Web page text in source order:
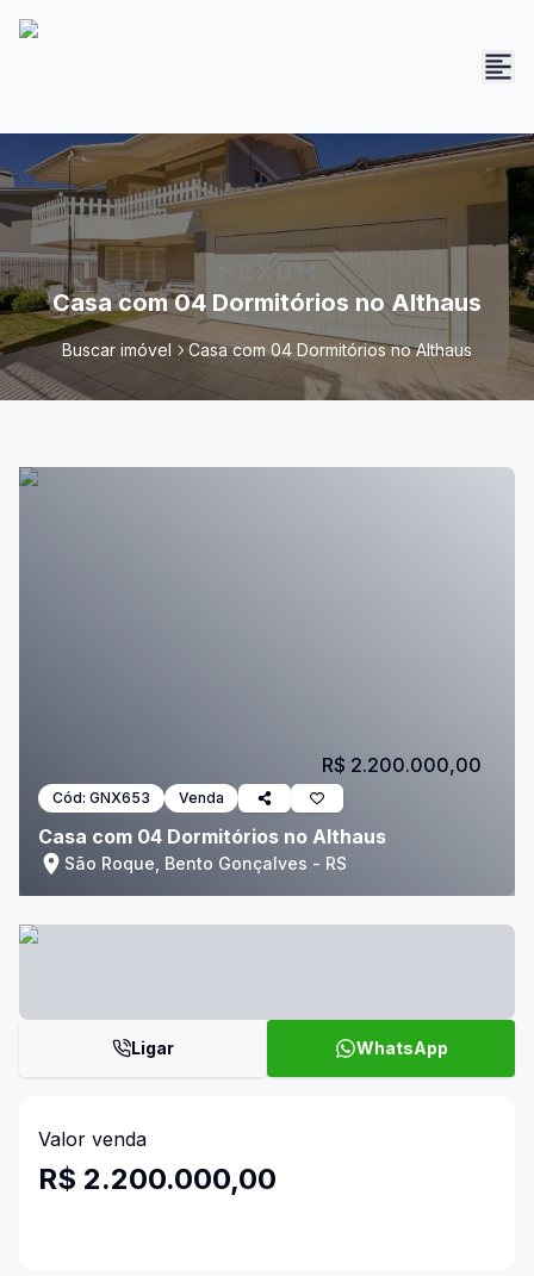
Casa com 04 Dormitórios no Althaus
Buscar imóvel Casa com 04 Dormitórios no Althaus
Cód: GNX653 Venda
Casa com 04 Dormitórios no Althaus
São Roque, Bento Gonçalves - RS
R$ 2.200.000,00
Ligar WhatsApp
Valor venda
R$ 2.200.000,00